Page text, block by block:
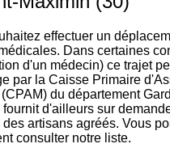
effectuer un
Dans certaines
d'un médecin) ce trajet
par la Caisse Primaire
du département
fournit d'ailleurs sur
artisans agréés. Vous
consulter notre liste.